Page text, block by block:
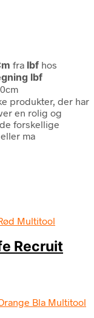
fra Ibf hos
Ibf
produkter, der har
en rolig og
forskellige
ma
Recruit